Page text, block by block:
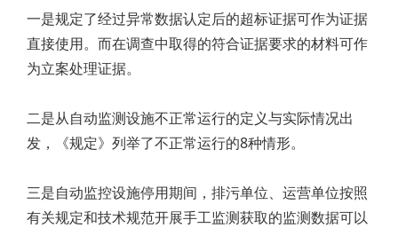
一是规定了经过异常数据认定后的超标证据可作为证据
直接使用。而在调查中取得的符合证据要求的材料可作
为立案处理证据。
二是从自动监测设施不正常运行的定义与实际情况出
发，《规定》列举了不正常运行的8种情形。
三是自动监控设施停用期间，排污单位、运营单位按照
有关规定和技术规范开展手工监测获取的监测数据可以